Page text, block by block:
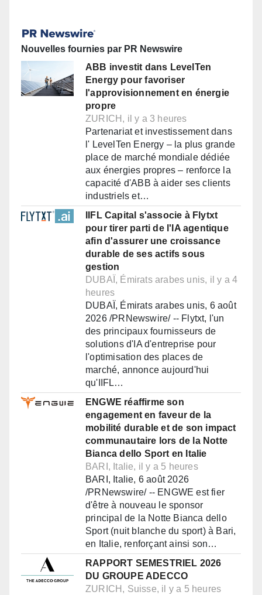
Nouvelles fournies par PR Newswire
ABB investit dans LevelTen
Energy pour favoriser
l'approvisionnement en énergie
propre
ZURICH, il y a 3 heures
Partenariat et investissement dans
l' LevelTen Energy – la plus grande
place de marché mondiale dédiée
aux énergies propres – renforce la
capacité d'ABB à aider ses clients
industriels et…
IIFL Capital s'associe à Flytxt
pour tirer parti de l'IA agentique
afin d'assurer une croissance
durable de ses actifs sous
gestion
DUBAÏ, Émirats arabes unis, il y a 4
heures
DUBAÏ, Émirats arabes unis, 6 août
2026 /PRNewswire/ -- Flytxt, l'un
des principaux fournisseurs de
solutions d'IA d'entreprise pour
l'optimisation des places de
marché, annonce aujourd'hui
qu'IIFL…
ENGWE réaffirme son
engagement en faveur de la
mobilité durable et de son impact
communautaire lors de la Notte
Bianca dello Sport en Italie
BARI, Italie, il y a 5 heures
BARI, Italie, 6 août 2026
/PRNewswire/ -- ENGWE est fier
d'être à nouveau le sponsor
principal de la Notte Bianca dello
Sport (nuit blanche du sport) à Bari,
en Italie, renforçant ainsi son…
RAPPORT SEMESTRIEL 2026
DU GROUPE ADECCO
ZURICH, Suisse, il y a 5 heures